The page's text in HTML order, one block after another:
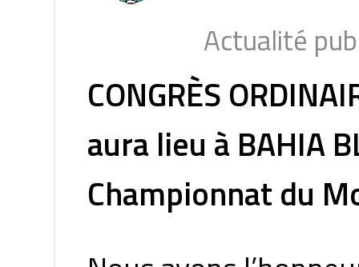
Actualité
CONGRÈS
aura lieu à BAHIA
Championnat du